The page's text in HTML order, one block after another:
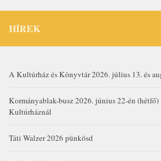
HÍREK
A Kultúrház és Könyvtár 2026. július 13. és
Kormányablak-busz 2026. június 22-én
Kultúrháznál
Táti Walzer 2026 pünkösd